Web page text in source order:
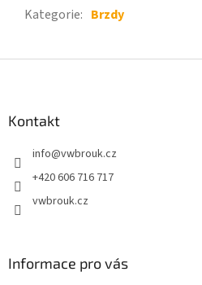
Kategorie: Brzdy
Kontakt
info@vwbrouk.cz
+420 606 716 717
vwbrouk.cz
Informace pro vás